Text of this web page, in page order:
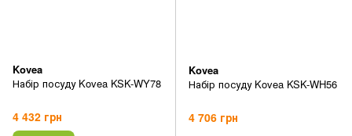
Kovea
Набір посуду Kovea KSK-WY78
4 432 грн
Kovea
Набір посуду Kovea KSK-WH56
4 706 грн